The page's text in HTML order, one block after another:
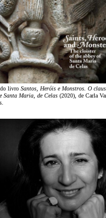
livro Santos, Heróis e Monstros. O
Santa Maria, de Celas (2020), de Carla